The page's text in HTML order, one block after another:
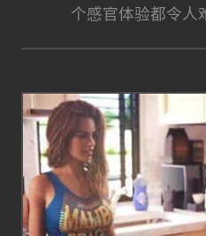
个感官体验都令人